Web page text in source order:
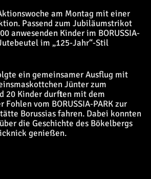
am Montag mit einer
Passend zum Jubiläumstrikot
anwesenden Kinder im BORUSSIA-
im „125-Jahr“-Stil
ein gemeinsamer Ausflug mit
Jünter zum
20 Kinder durften mit dem
Fohlen vom BORUSSIA-PARK zur
Borussias fahren. Dabei konnten
die Geschichte des Bökelbergs
genießen.